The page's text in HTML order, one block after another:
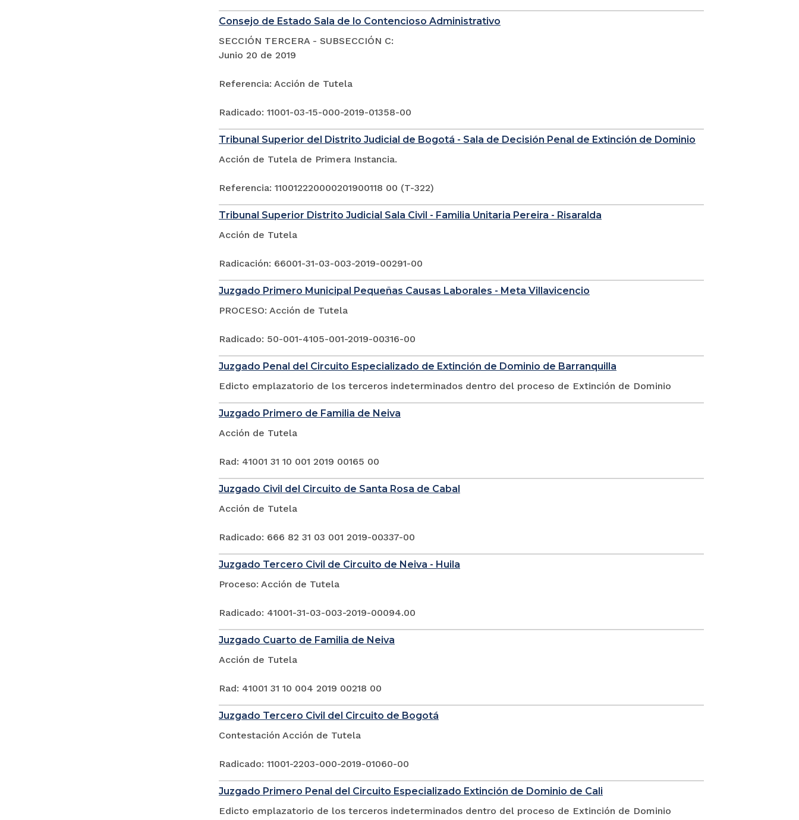
Consejo de Estado Sala de lo Contencioso Administrativo
SECCIÓN TERCERA - SUBSECCIÓN C:
Junio 20 de 2019
Referencia: Acción de Tutela
Radicado: 11001-03-15-000-2019-01358-00
Tribunal Superior del Distrito Judicial de Bogotá - Sala de Decisión Penal de Extinción de Dominio
Acción de Tutela de Primera Instancia.
Referencia: 110012220000201900118 00 (T-322)
Tribunal Superior Distrito Judicial Sala Civil - Familia Unitaria Pereira - Risaralda
Acción de Tutela
Radicación: 66001-31-03-003-2019-00291-00
Juzgado Primero Municipal Pequeñas Causas Laborales - Meta Villavicencio
PROCESO: Acción de Tutela
Radicado: 50-001-4105-001-2019-00316-00
Juzgado Penal del Circuito Especializado de Extinción de Dominio de Barranquilla
Edicto emplazatorio de los terceros indeterminados dentro del proceso de Extinción de Dominio
Juzgado Primero de Familia de Neiva
Acción de Tutela
Rad: 41001 31 10 001 2019 00165 00
Juzgado Civil del Circuito de Santa Rosa de Cabal
Acción de Tutela
Radicado: 666 82 31 03 001 2019-00337-00
Juzgado Tercero Civil de Circuito de Neiva - Huila
Proceso: Acción de Tutela
Radicado: 41001-31-03-003-2019-00094.00
Juzgado Cuarto de Familia de Neiva
Acción de Tutela
Rad: 41001 31 10 004 2019 00218 00
Juzgado Tercero Civil del Circuito de Bogotá
Contestación Acción de Tutela
Radicado: 11001-2203-000-2019-01060-00
Juzgado Primero Penal del Circuito Especializado Extinción de Dominio de Cali
Edicto emplazatorio de los terceros indeterminados dentro del proceso de Extinción de Dominio